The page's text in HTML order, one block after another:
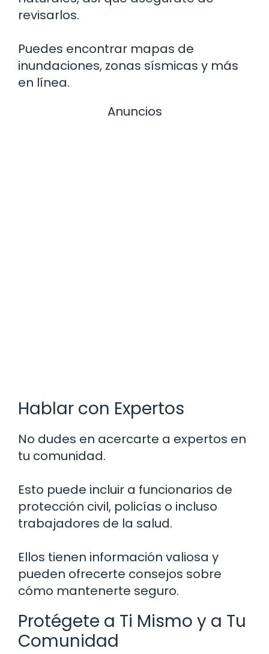
revisarlos.
Puedes encontrar mapas de
inundaciones, zonas sísmicas y más
en línea.
Anuncios
Hablar con Expertos
No dudes en acercarte a expertos en
tu comunidad.
Esto puede incluir a funcionarios de
protección civil, policías o incluso
trabajadores de la salud.
Ellos tienen información valiosa y
pueden ofrecerte consejos sobre
cómo mantenerte seguro.
Protégete a Ti Mismo y a Tu
Comunidad